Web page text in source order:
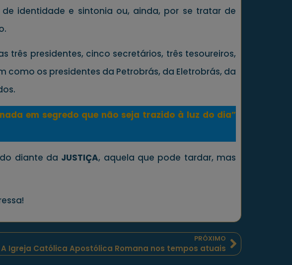
identidade e sintonia ou, ainda, por se tratar de
presidentes, cinco secretários, três tesoureiros,
como os presidentes da Petrobrás, da Eletrobrás, da
em segredo que não seja trazido à luz do dia”
diante da JUSTIÇA, aquela que pode tardar, mas
PRÓXIMO
A Igreja Católica Apostólica Romana nos tempos atuais